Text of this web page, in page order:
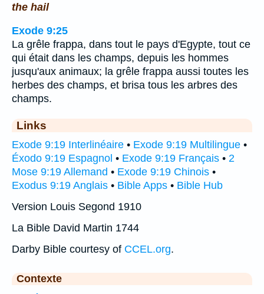
the hail
Exode 9:25
La grêle frappa, dans tout le pays d'Egypte, tout ce
qui était dans les champs, depuis les hommes
jusqu'aux animaux; la grêle frappa aussi toutes les
herbes des champs, et brisa tous les arbres des
champs.
Links
Exode 9:19 Interlinéaire • Exode 9:19 Multilingue •
Éxodo 9:19 Espagnol • Exode 9:19 Français • 2
Mose 9:19 Allemand • Exode 9:19 Chinois •
Exodus 9:19 Anglais • Bible Apps • Bible Hub
Version Louis Segond 1910
La Bible David Martin 1744
Darby Bible courtesy of CCEL.org.
Contexte